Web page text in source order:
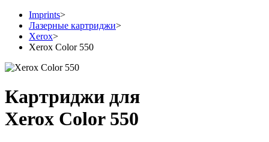
Imprints>
Лазерные картриджи>
Xerox>
Xerox Color 550
Картриджи для
Xerox Color 550